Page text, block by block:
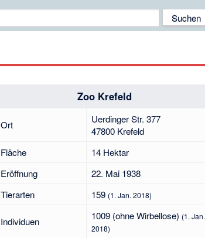
Zoo Krefeld
Ort
Uerdinger Str. 377
47800 Krefeld
Fläche
14 Hektar
Eröffnung
22. Mai 1938
Tierarten
159 (1. Jan. 2018)
Individuen 1009 (ohne Wirbellose) (1. Jan.
2018)